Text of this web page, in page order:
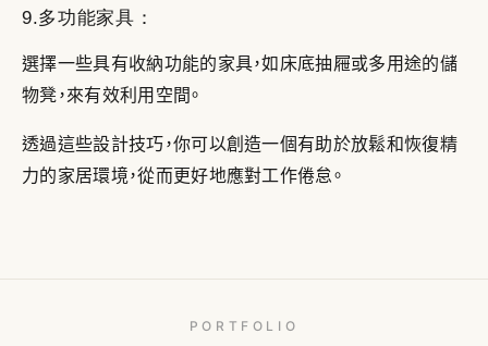
9.多功能家具：
選擇一些具有收納功能的家具，如床底抽屜或多用途的儲
物凳，來有效利用空間。
透過這些設計技巧，你可以創造一個有助於放鬆和恢復精
力的家居環境，從而更好地應對工作倦怠。
PORTFOLIO